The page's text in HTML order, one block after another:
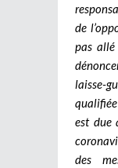
de
pas
laisse-
est due
des